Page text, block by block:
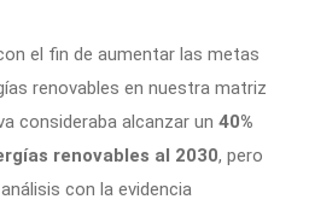
el fin de aumentar las metas
renovables en nuestra matriz
consideraba alcanzar un 40%
renovables al 2030, pero
con la evidencia